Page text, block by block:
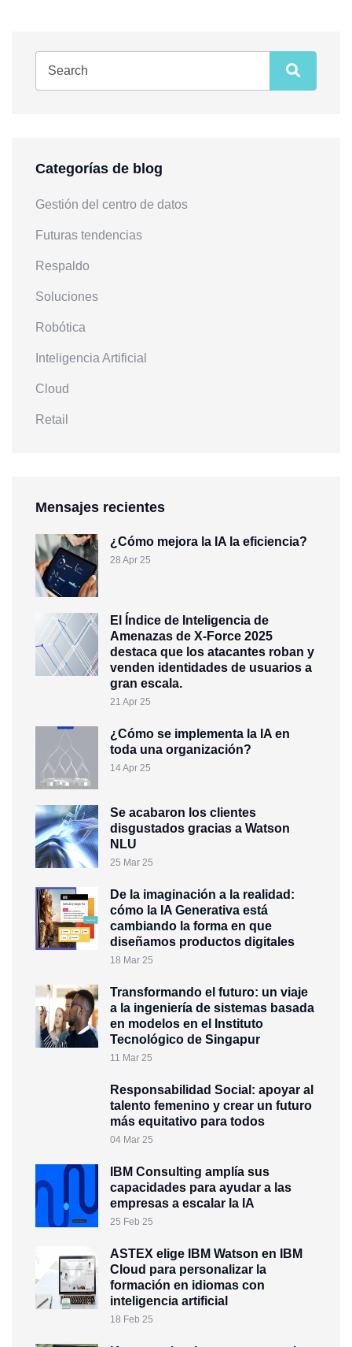
Categorías de blog
Gestión del centro de datos
Futuras tendencias
Respaldo
Soluciones
Robótica
Inteligencia Artificial
Cloud
Retail
Mensajes recientes
¿Cómo mejora la IA la eficiencia?
28 Apr 25
El Índice de Inteligencia de
Amenazas de X-Force 2025
destaca que los atacantes roban y
venden identidades de usuarios a
gran escala.
21 Apr 25
¿Cómo se implementa la IA en
toda una organización?
14 Apr 25
Se acabaron los clientes
disgustados gracias a Watson
NLU
25 Mar 25
De la imaginación a la realidad:
cómo la IA Generativa está
cambiando la forma en que
diseñamos productos digitales
18 Mar 25
Transformando el futuro: un viaje
a la ingeniería de sistemas basada
en modelos en el Instituto
Tecnológico de Singapur
11 Mar 25
Responsabilidad Social: apoyar al
talento femenino y crear un futuro
más equitativo para todos
04 Mar 25
IBM Consulting amplía sus
capacidades para ayudar a las
empresas a escalar la IA
25 Feb 25
ASTEX elige IBM Watson en IBM
Cloud para personalizar la
formación en idiomas con
inteligencia artificial
18 Feb 25